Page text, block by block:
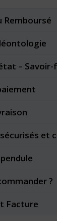
–
et
?
Facture